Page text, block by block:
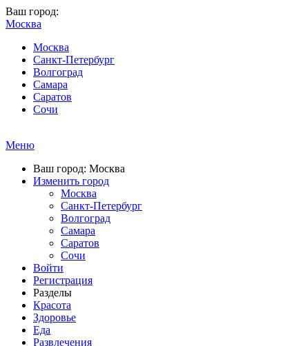
Ваш город:
Москва
Москва
Санкт-Петербург
Волгоград
Самара
Саратов
Сочи
Меню
Ваш город: Москва
Изменить город
Москва
Санкт-Петербург
Волгоград
Самара
Саратов
Сочи
Войти
Регистрация
Разделы
Красота
Здоровье
Еда
Развлечения